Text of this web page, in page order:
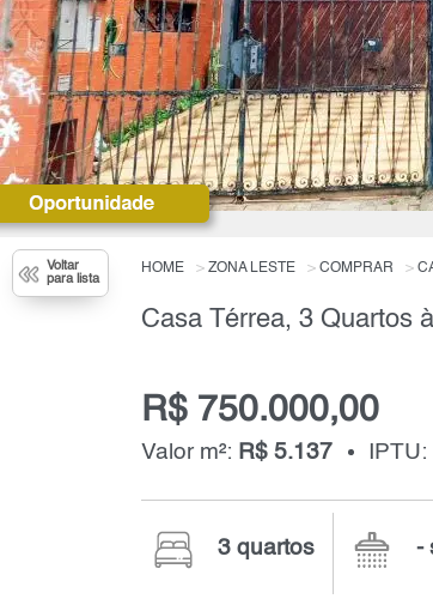
Voltar
para lista
HOME ZONA LESTE COMPRAR
R$ 750.000,00
Valor m²: R$ 5.137 IPTU:
3 quartos -